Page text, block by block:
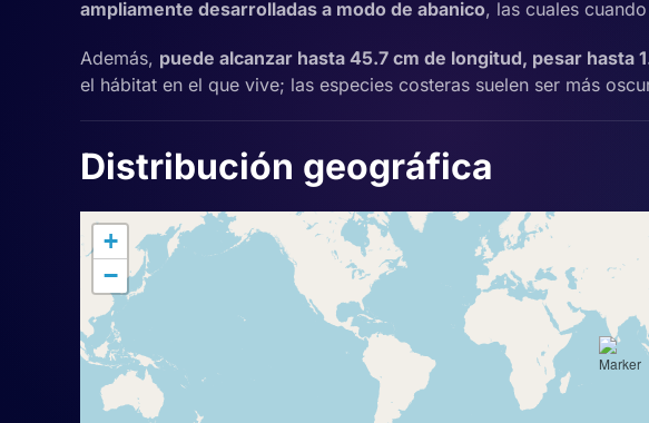
ampliamente desarrolladas a modo de abanico, las cuales
Además, puede alcanzar hasta 45.7 cm de longitud, pesar hasta
el hábitat en el que vive; las especies costeras suelen ser más
Distribución geográfica
+
−